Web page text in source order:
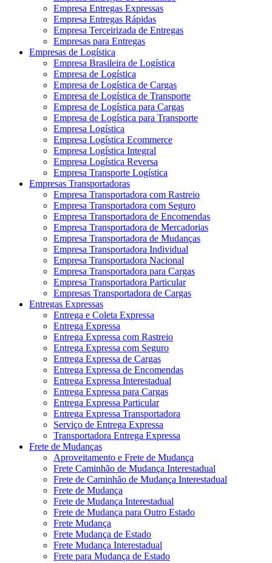
Empresa Entregas Expressas
Empresa Entregas Rápidas
Empresa Terceirizada de Entregas
Empresas para Entregas
Empresas de Logística
Empresa Brasileira de Logística
Empresa de Logística
Empresa de Logística de Cargas
Empresa de Logística de Transporte
Empresa de Logística para Cargas
Empresa de Logística para Transporte
Empresa Logística
Empresa Logística Ecommerce
Empresa Logística Integral
Empresa Logística Reversa
Empresa Transporte Logística
Empresas Transportadoras
Empresa Transportadora com Rastreio
Empresa Transportadora com Seguro
Empresa Transportadora de Encomendas
Empresa Transportadora de Mercadorias
Empresa Transportadora de Mudanças
Empresa Transportadora Individual
Empresa Transportadora Nacional
Empresa Transportadora para Cargas
Empresa Transportadora Particular
Empresas Transportadora de Cargas
Entregas Expressas
Entrega e Coleta Expressa
Entrega Expressa
Entrega Expressa com Rastreio
Entrega Expressa com Seguro
Entrega Expressa de Cargas
Entrega Expressa de Encomendas
Entrega Expressa Interestadual
Entrega Expressa para Cargas
Entrega Expressa Particular
Entrega Expressa Transportadora
Serviço de Entrega Expressa
Transportadora Entrega Expressa
Frete de Mudanças
Aproveitamento e Frete de Mudança
Frete Caminhão de Mudança Interestadual
Frete de Caminhão de Mudança Interestadual
Frete de Mudança
Frete de Mudança Interestadual
Frete de Mudança para Outro Estado
Frete Mudança
Frete Mudança de Estado
Frete Mudança Interestadual
Frete para Mudança de Estado